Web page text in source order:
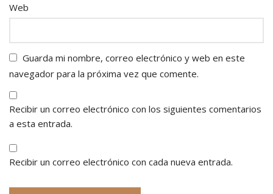
Web
Guarda mi nombre, correo electrónico y web en este
navegador para la próxima vez que comente.
Recibir un correo electrónico con los siguientes comentarios
a esta entrada.
Recibir un correo electrónico con cada nueva entrada.